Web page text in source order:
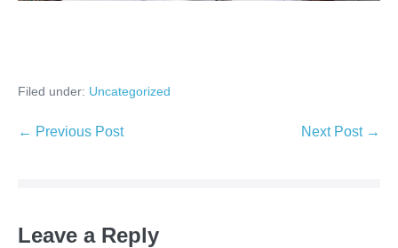
Filed under: Uncategorized
Post
← Previous Post Next Post →
Leave a Reply